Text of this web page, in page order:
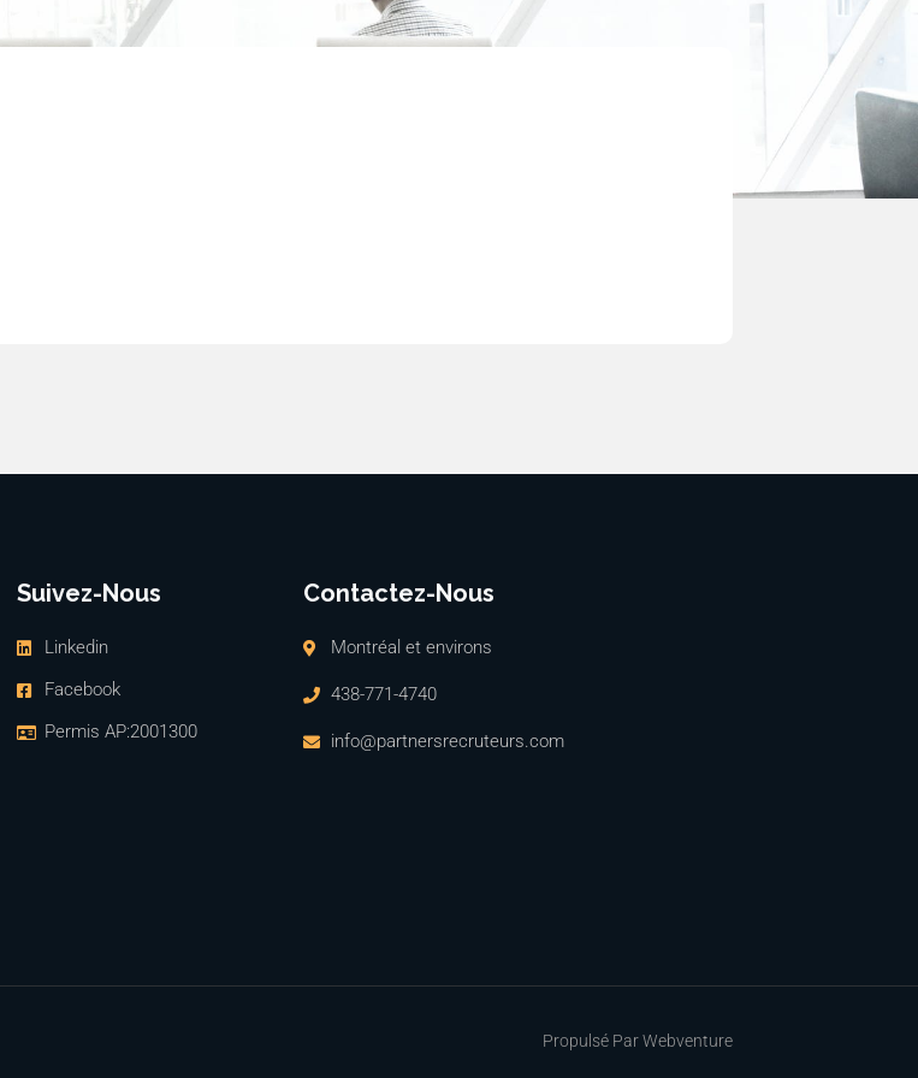
Suivez-Nous
Linkedin
Facebook
Permis AP:2001300
Contactez-Nous
Montréal et environs
438-771-4740
info@partnersrecruteurs.com
Propulsé Par Webventure